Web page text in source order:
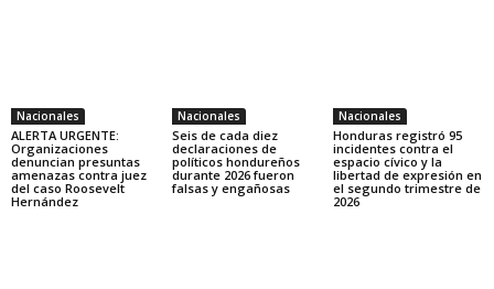
Nacionales
ALERTA URGENTE:
Organizaciones
denuncian presuntas
amenazas contra juez
del caso Roosevelt
Hernández
Nacionales
Seis de cada diez
declaraciones de
políticos hondureños
durante 2026 fueron
falsas y engañosas
Nacionales
Honduras registró 95
incidentes contra el
espacio cívico y la
libertad de expresión en
el segundo trimestre de
2026